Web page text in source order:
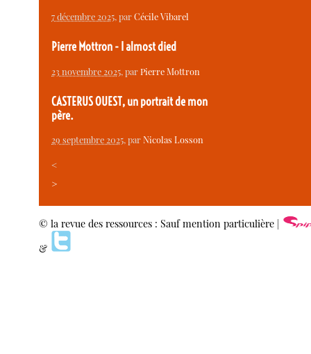
7 décembre 2025, parCécile Vibarel
Pierre Mottron - I almost died
23 novembre 2025, parPierre Mottron
CASTERUS OUEST, un portrait de mon
père.
29 septembre 2025, parNicolas Losson
<
>
© la revue des ressources : Sauf mention particulière |
&